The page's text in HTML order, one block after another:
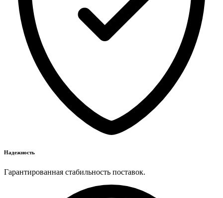
Надежность
Гарантированная стабильность поставок.